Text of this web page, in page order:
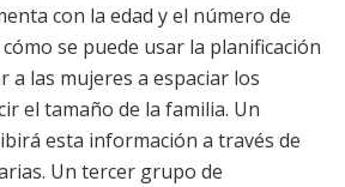
con la edad y el número de
se puede usar la planificación
a las mujeres a espaciar los
el tamaño de la familia. Un
esta información a través de
Un tercer grupo de